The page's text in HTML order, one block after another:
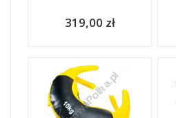
319,00 zł